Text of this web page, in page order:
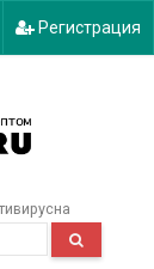
Регистрация